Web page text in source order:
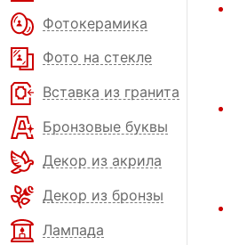
Фотокерамика
Фото на стекле
Вставка из гранита
Бронзовые буквы
Декор из акрила
Декор из бронзы
Лампада